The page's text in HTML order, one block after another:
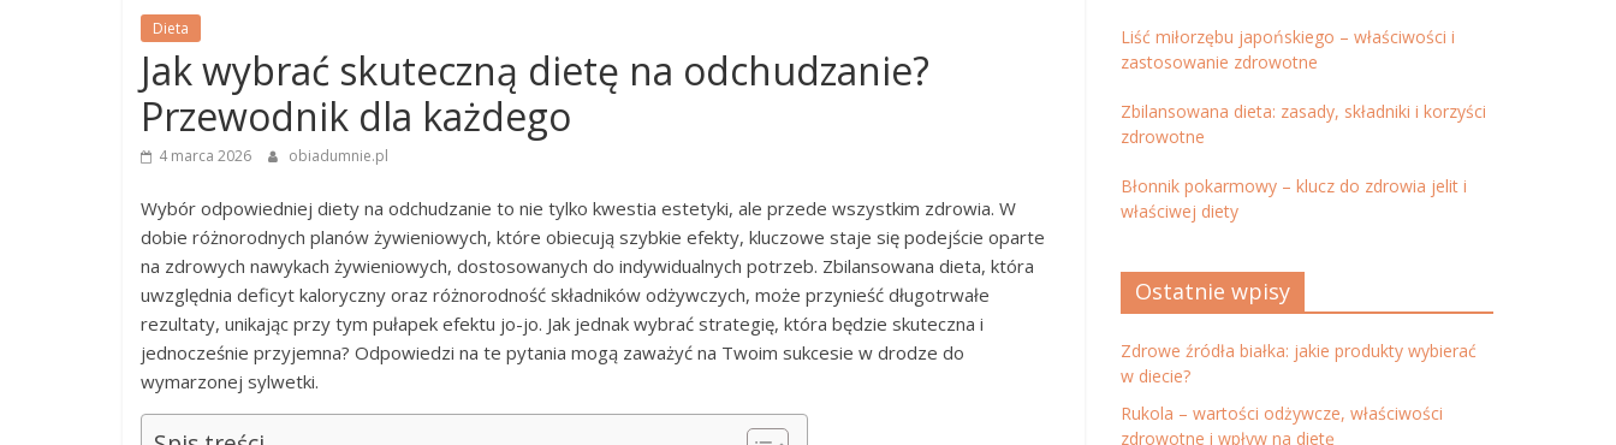
Dieta
Jak wybrać skuteczną dietę na odchudzanie?
Przewodnik dla każdego
4 marca 2026 obiadumnie.pl
Wybór odpowiedniej diety na odchudzanie to nie tylko kwestia estetyki, ale przede wszystkim zdrowia. W
dobie różnorodnych planów żywieniowych, które obiecują szybkie efekty, kluczowe staje się podejście oparte
na zdrowych nawykach żywieniowych, dostosowanych do indywidualnych potrzeb. Zbilansowana dieta, która
uwzględnia deficyt kaloryczny oraz różnorodność składników odżywczych, może przynieść długotrwałe
rezultaty, unikając przy tym pułapek efektu jo-jo. Jak jednak wybrać strategię, która będzie skuteczna i
jednocześnie przyjemna? Odpowiedzi na te pytania mogą zaważyć na Twoim sukcesie w drodze do
wymarzonej sylwetki.
Liść miłorzębu japońskiego – właściwości i
zastosowanie zdrowotne
Zbilansowana dieta: zasady, składniki i korzyści
zdrowotne
Błonnik pokarmowy – klucz do zdrowia jelit i
właściwej diety
Ostatnie wpisy
Zdrowe źródła białka: jakie produkty wybierać
w diecie?
Rukola – wartości odżywcze, właściwości
zdrowotne i wpływ na dietę